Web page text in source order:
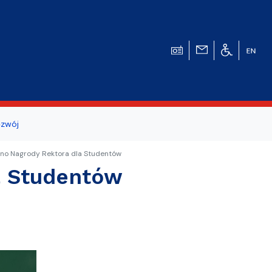
studentów i
Nagrody Rektora dla Studentów
Studentów